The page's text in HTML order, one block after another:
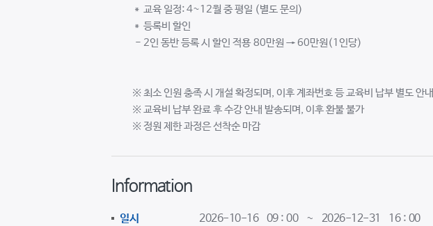
＊ 교육 일정: 4~12월 중 평일 (별도 문의)
＊ 등록비 할인
- 2인 동반 등록 시 할인 적용 80만원 → 60만원(1인당)
※ 최소 인원 충족 시 개설 확정되며, 이후 계좌번호 등 교육비 납부 별도 안내
※ 교육비 납부 완료 후 수강 안내 발송되며, 이후 환불 불가
※ 정원 제한 과정은 선착순 마감
Information
일시
2026-10-16 09 : 00 ~ 2026-12-31 16 : 00